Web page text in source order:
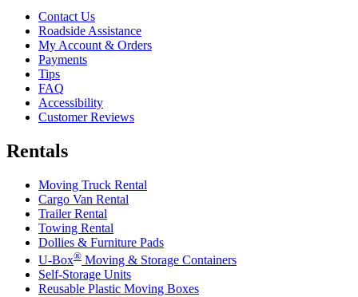
Contact Us
Roadside Assistance
My Account & Orders
Payments
Tips
FAQ
Accessibility
Customer Reviews
Rentals
Moving Truck Rental
Cargo Van Rental
Trailer Rental
Towing Rental
Dollies & Furniture Pads
U-Box® Moving & Storage Containers
Self-Storage Units
Reusable Plastic Moving Boxes